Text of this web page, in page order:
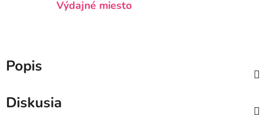
Výdajné miesto
Popis
Diskusia